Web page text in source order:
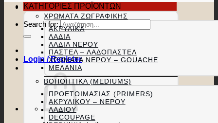
Search for:
Login / Register
ΚΑΤΗΓΟΡΙΕΣ ΠΡΟΪΟΝΤΩΝ
ΧΡΏΜΑΤΑ ΖΩΓΡΑΦΙΚΉΣ
ΑΚΡΥΛΙΚΆ
ΛΆΔΙΑ
ΛΆΔΙΑ ΝΕΡΟΎ
ΠΑΣΤΕΛ – ΛΑΔΟΠΑΣΤΕΛ
ΧΡΏΜΑΤΑ ΝΕΡΟΎ – GOUACHE
ΜΕΛΆΝΙΑ
ΒΟΗΘΗΤΙΚΆ (MEDIUMS)
ΠΡΟΕΤΟΙΜΑΣΊΑΣ (PRIMERS)
ΑΚΡΥΛΙΚΟΎ – ΝΕΡΟΎ
ΛΑΔΙΟΎ
DECOUPAGE